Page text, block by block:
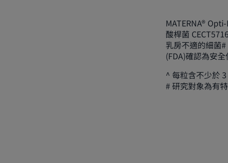
MATERNA®
酸桿菌
乳房不適的細菌
(FDA)確認為安全
^ 每粒含不少於
# 研究對象為有